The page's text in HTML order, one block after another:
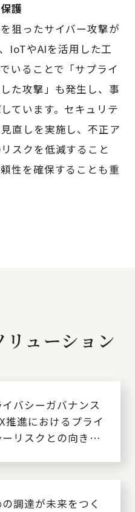
護
狙ったサイバー攻撃が
IoTやAIを活用した工
いることで「サプライ
た攻撃」も発生し、事
ています。セキュリテ
直しを実施し、不正ア
スクを低減すること
性を確保することも重
ューション
イバシーガバナンス
推進におけるプライ
ーリスクとの向き合
調達が未来をつく